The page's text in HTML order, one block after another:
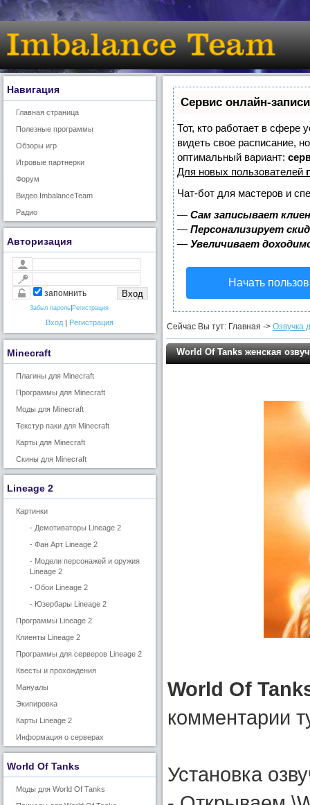
Навигация
Главная страница
Полезные программы
Обзоры игр
Игровые партнерки
Форум
Видео ImbalanceTeam
Радио
Авторизация
запомнить
Забыл пароль Регистрация
Вход | Регистрация
Minecraft
Плагины для Minecraft
Программы для Minecraft
Моды для Minecraft
Текстур паки для Minecraft
Карты для Minecraft
Скины для Minecraft
Lineage 2
Картинки
- Демотиваторы Lineage 2
- Фан Арт Lineage 2
- Модели персонажей и оружия
Lineage 2
- Обои Lineage 2
- Юзербары Lineage 2
Программы Lineage 2
Клиенты Lineage 2
Программы для серверов Lineage 2
Квесты и прохождения
Мануалы
Экипировка
Карты Lineage 2
Информация о серверах
World Of Tanks
Моды для World Of Tanks
Сервис онлайн-
Тот, кто работает в сфере
видеть свое расписание,
оптимальный вариант:
Для новых пользователей
Чат-бот для мастеров и
— Сам записывает
— Персонализирует
— Увеличивает
Начать
Сейчас Вы тут: Главная -> Озвучка
World Of Tanks женская
World Of
комментарии
Установка